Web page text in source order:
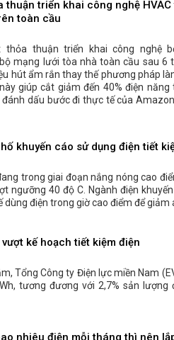
thuận triển khai công nghệ
toàn cầu
thỏa thuận triển khai công nghệ
mạng lưới tòa nhà toàn cầu sau 6
hút ẩm rắn thay thế phương pháp
giúp cắt giảm đến 40% điện
dấu bước đi thực tế của
khuyến cáo sử dụng điện tiết
trong giai đoạn nắng nóng cao
ngưỡng 40 độ C. Ngành điện
dùng điện trong giờ cao điểm để giảm
kế hoạch tiết kiệm điện
Tổng Công ty Điện lực miền Nam
tương đương với 2,7% sản